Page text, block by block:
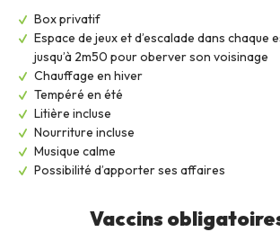
Box privatif
Espace de jeux et d’escalade dans chaque
jusqu’à 2m50 pour oberver son voisinage
Chauffage en hiver
Tempéré en été
Litière incluse
Nourriture incluse
Musique calme
Possibilité d’apporter ses affaires
Vaccins